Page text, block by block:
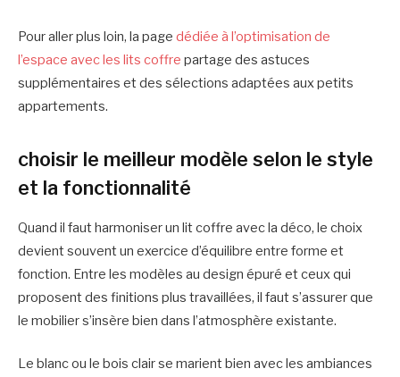
Pour aller plus loin, la page dédiée à l’optimisation de
l’espace avec les lits coffre partage des astuces
supplémentaires et des sélections adaptées aux petits
appartements.
choisir le meilleur modèle selon le style
et la fonctionnalité
Quand il faut harmoniser un lit coffre avec la déco, le choix
devient souvent un exercice d’équilibre entre forme et
fonction. Entre les modèles au design épuré et ceux qui
proposent des finitions plus travaillées, il faut s’assurer que
le mobilier s’insère bien dans l’atmosphère existante.
Le blanc ou le bois clair se marient bien avec les ambiances